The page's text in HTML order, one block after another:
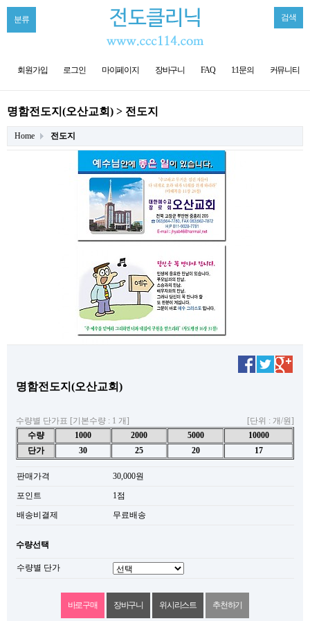
분류 검색
회원가입 로그인 마이페이지 장바구니 FAQ 1:1문의 커뮤니티
명함전도지(오산교회) > 전도지
Home 전도지
명함전도지(오산교회)
수량별 단가표 [기본수량 : 1 개]
[단위 : 개/원]
수량
1000 2000 5000
10000
단가
30 25 20 17
판매가격
30,000원
포인트
1점
배송비결제
무료배송
수량선택
수량별 단가
위시리스트 추천하기